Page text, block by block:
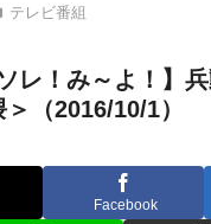
テレビ番組
レ！み～よ！】
（2016/10/1）
Facebook